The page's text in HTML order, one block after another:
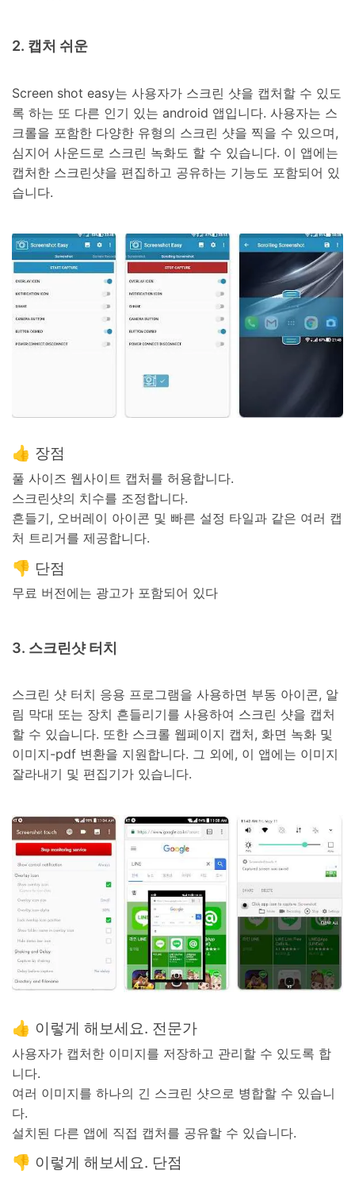
2. 캡처 쉬운
Screen shot easy는 사용자가 스크린 샷을 캡처할 수 있도
록 하는 또 다른 인기 있는 android 앱입니다. 사용자는 스
크롤을 포함한 다양한 유형의 스크린 샷을 찍을 수 있으며,
심지어 사운드로 스크린 녹화도 할 수 있습니다. 이 앱에는
캡처한 스크린샷을 편집하고 공유하는 기능도 포함되어 있
습니다.
👍 장점
풀 사이즈 웹사이트 캡처를 허용합니다.
스크린샷의 치수를 조정합니다.
흔들기, 오버레이 아이콘 및 빠른 설정 타일과 같은 여러 캡
처 트리거를 제공합니다.
👎 단점
무료 버전에는 광고가 포함되어 있다
3. 스크린샷 터치
스크린 샷 터치 응용 프로그램을 사용하면 부동 아이콘, 알
림 막대 또는 장치 흔들리기를 사용하여 스크린 샷을 캡처
할 수 있습니다. 또한 스크롤 웹페이지 캡처, 화면 녹화 및
이미지-pdf 변환을 지원합니다. 그 외에, 이 앱에는 이미지
잘라내기 및 편집기가 있습니다.
👍 이렇게 해보세요. 전문가
사용자가 캡처한 이미지를 저장하고 관리할 수 있도록 합
니다.
여러 이미지를 하나의 긴 스크린 샷으로 병합할 수 있습니
다.
설치된 다른 앱에 직접 캡처를 공유할 수 있습니다.
👎 이렇게 해보세요. 단점